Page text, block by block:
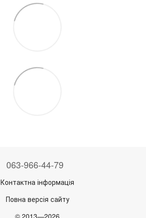
063-966-44-79
Контактна інформація
Повна версія сайту
© 2013—2026